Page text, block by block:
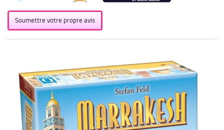
Soumettre votre propre avis